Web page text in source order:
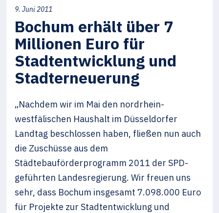
9. Juni 2011
Bochum erhält über 7
Millionen Euro für
Stadtentwicklung und
Stadterneuerung
„Nachdem wir im Mai den nordrhein-
westfälischen Haushalt im Düsseldorfer
Landtag beschlossen haben, fließen nun auch
die Zuschüsse aus dem
Städtebauförderprogramm 2011 der SPD-
geführten Landesregierung. Wir freuen uns
sehr, dass Bochum insgesamt 7.098.000 Euro
für Projekte zur Stadtentwicklung und